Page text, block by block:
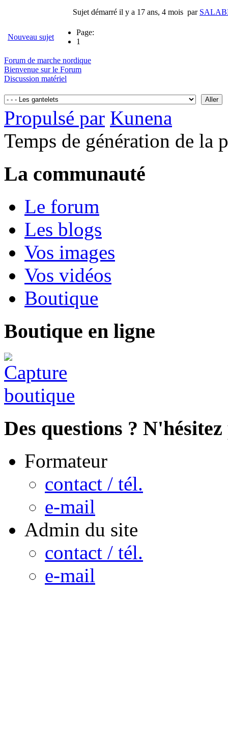
Sujet démarré il y a 17 ans, 4 mois par
Nouveau sujet
Page:
1
Forum de marche nordique
Bienvenue sur le Forum
Discussion matériel
Propulsé par Kunena
Temps de génération de la
La communauté
Le forum
Les blogs
Vos images
Vos vidéos
Boutique
Boutique en ligne
Des questions ?
Formateur
contact / tél.
e-mail
Admin du site
contact / tél.
e-mail